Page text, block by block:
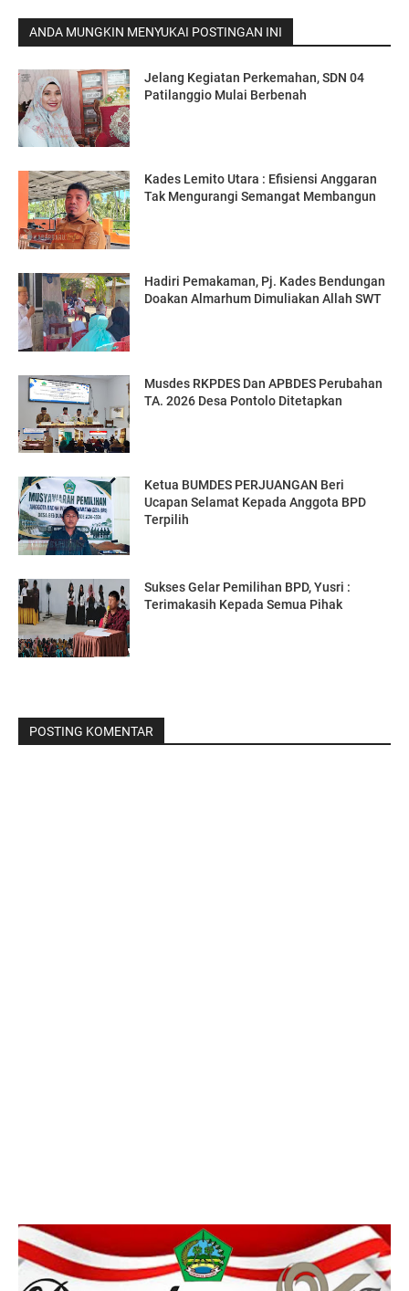
ANDA MUNGKIN MENYUKAI POSTINGAN INI
Jelang Kegiatan Perkemahan, SDN 04
Patilanggio Mulai Berbenah
Kades Lemito Utara : Efisiensi Anggaran
Tak Mengurangi Semangat Membangun
Hadiri Pemakaman, Pj. Kades Bendungan
Doakan Almarhum Dimuliakan Allah SWT
Musdes RKPDES Dan APBDES Perubahan
TA. 2026 Desa Pontolo Ditetapkan
Ketua BUMDES PERJUANGAN Beri
Ucapan Selamat Kepada Anggota BPD
Terpilih
Sukses Gelar Pemilihan BPD, Yusri :
Terimakasih Kepada Semua Pihak
POSTING KOMENTAR